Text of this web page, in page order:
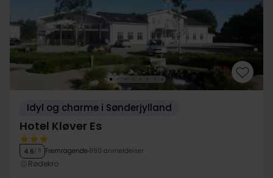
Idyl og charme i Sønderjylland
Hotel Kløver Es
4.6/ 5 Fremragende 880 anmeldelser
Rødekro